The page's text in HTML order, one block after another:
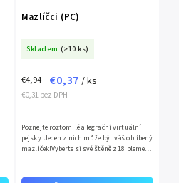
Mazlíčci (PC)
Skladem (>10 ks)
€0,31 bez DPH
€4,94 €0,37 / ks
Poznejte roztomilé a legrační virtuální
pejsky. Jeden z nich může být váš oblíbený
mazlíček!Vyberte si své štěně z 18 plemen,